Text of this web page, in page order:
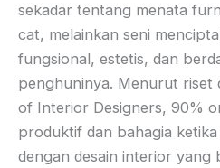
sekadar tentang menata
cat, melainkan seni
fungsional, estetis, dan
penghuninya. Menurut riset
of Interior Designers, 90%
produktif dan bahagia
dengan desain interior yang